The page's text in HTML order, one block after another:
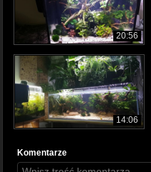
20:56
14:06
Komentarze